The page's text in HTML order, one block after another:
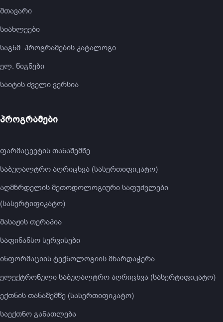
მთავარი
სიახლეები
საგნმ. პროგრამების კატალოგი
ელ. წიგნები
საიტის ძველი ვერსია
პროგრამები
ფარმაცევტის თანაშემწე
საბუღალტრო აღრიცხვა (სასერთიფიკატო)
აღმზრდელის მეთოდოლოგიური საფუძვლები
(სასერტიფიკატო)
მასაჟის თერაპია
საფინანსო სერვისები
ინფორმაციის ტექნოლოგიის მხარდაჭერა
ელექტრონული საბუღალტრო აღრიცხვა (სასერტიფიკატო)
ექთნის თანაშემწე (სასერთიფიკატო)
საექთნო განათლება